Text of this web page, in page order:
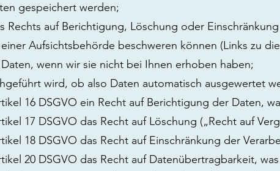
gespeichert werden;
Rechts auf Berichtigung, Löschung oder
Aufsichtsbehörde beschweren können (Links zu
wenn wir sie nicht bei Ihnen erhoben haben;
wird, ob also Daten automatisch ausgewertet
16 DSGVO ein Recht auf Berichtigung der Daten,
17 DSGVO das Recht auf Löschung („Recht auf
18 DSGVO das Recht auf Einschränkung der
20 DSGVO das Recht auf Datenübertragbarkeit,